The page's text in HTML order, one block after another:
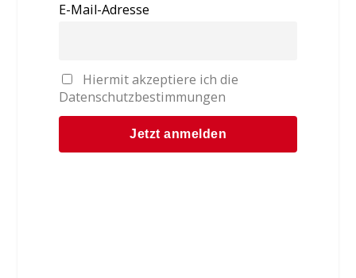
E-Mail-Adresse
Hiermit akzeptiere ich die
Datenschutzbestimmungen